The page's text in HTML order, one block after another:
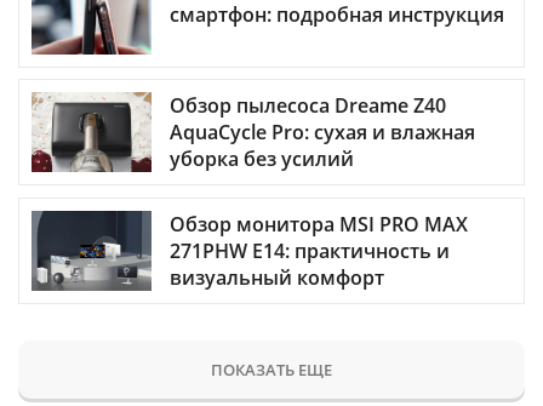
смартфон: подробная инструкция
Обзор пылесоса Dreame Z40
AquaCycle Pro: сухая и влажная
уборка без усилий
Обзор монитора MSI PRO MAX
271PHW E14: практичность и
визуальный комфорт
ПОКАЗАТЬ ЕЩЕ